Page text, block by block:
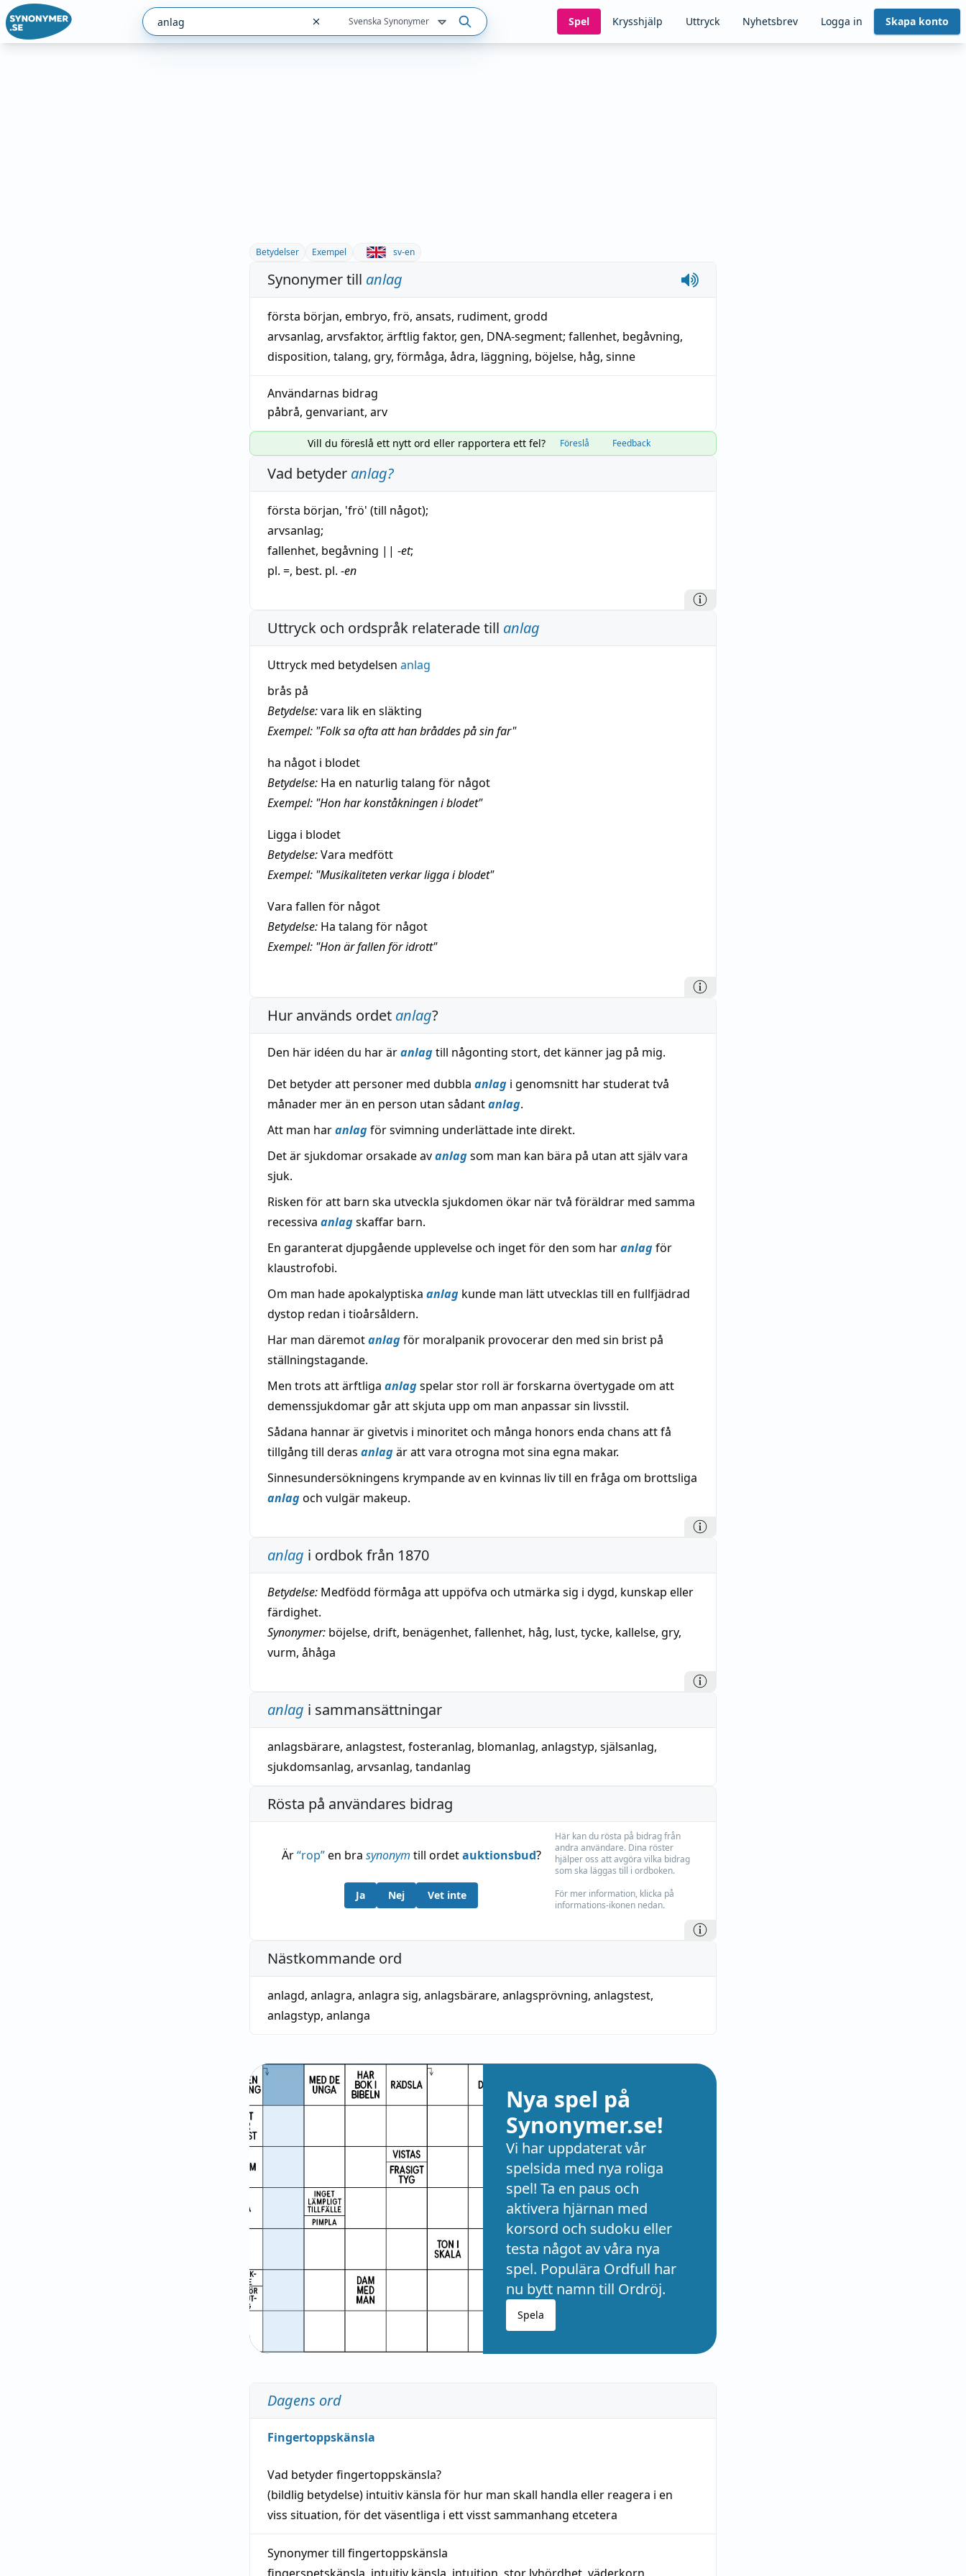
Svenska Synonymer Spel Krysshjälp Uttryck Nyhetsbrev Logga in Skapa konto
Betydelser Exempel sv-en
Synonymer till anlag
första början, embryo, frö, ansats, rudiment, grodd
arvsanlag, arvsfaktor, ärftlig faktor, gen, DNA-segment; fallenhet, begåvning,
disposition, talang, gry, förmåga, ådra, läggning, böjelse, håg, sinne
Användarnas bidrag
påbrå, genvariant, arv
Vill du föreslå ett nytt ord eller rapportera ett fel? Föreslå Feedback
Vad betyder anlag?
första början, 'frö' (till något);
arvsanlag;
fallenhet, begåvning || -et;
pl. =, best. pl. -en
Uttryck och ordspråk relaterade till anlag
Uttryck med betydelsen anlag
brås på
Betydelse:vara lik en släkting
Exempel: "Folk sa ofta att han bråddes på sin far"
ha något i blodet
Betydelse: Ha en naturlig talang för något
Exempel: "Hon har konståkningen i blodet"
Ligga i blodet
Betydelse:Vara medfött
Exempel: "Musikaliteten verkar ligga i blodet"
Vara fallen för något
Betydelse: Ha talang för något
Exempel: "Hon är fallen för idrott"
Hur används ordet anlag?
Den här idéen du har äranlagtill någonting stort, det känner jag på mig.
Det betyder att personer med dubbla anlag i genomsnitt har studerat två
månader mer än en person utan sådantanlag.
Att man haranlagför svimning underlättade inte direkt.
Det är sjukdomar orsakade avanlagsom man kan bära på utan att själv vara
sjuk.
Risken för att barn ska utveckla sjukdomen ökar när två föräldrar med samma
recessiva anlagskaffar barn.
En garanterat djupgående upplevelse och inget för den som haranlagför
klaustrofobi.
Om man hade apokalyptiska anlag kunde man lätt utvecklas till en fullfjädrad
dystop redan i tioårsåldern.
Har man däremotanlagför moralpanik provocerar den med sin brist på
ställningstagande.
Men trots att ärftliga anlagspelar stor roll är forskarna övertygade om att
demenssjukdomar går att skjuta upp om man anpassar sin livsstil.
Sådana hannar är givetvis i minoritet och många honors enda chans att få
tillgång till deras anlagär att vara otrogna mot sina egna makar.
Sinnesundersökningens krympande av en kvinnas liv till en fråga om brottsliga
anlagoch vulgär makeup.
anlag i ordbok från 1870
Betydelse: Medfödd förmåga att uppöfva och utmärka sig i dygd, kunskap eller
färdighet.
Synonymer: böjelse, drift, benägenhet, fallenhet, håg, lust, tycke, kallelse, gry,
vurm, åhåga
anlag i sammansättningar
anlagsbärare, anlagstest, fosteranlag, blomanlag, anlagstyp, själsanlag,
sjukdomsanlag, arvsanlag, tandanlag
Rösta på användares bidrag
Är“rop”en bra synonym till ordetauktionsbud?
Ja Nej Vet inte
Här kan du rösta på bidrag från
andra användare. Dina röster
hjälper oss att avgöra vilka bidrag
som ska läggas till i ordboken.
För mer information, klicka på
informations-ikonen nedan.
Nästkommande ord
anlagd, anlagra, anlagra sig, anlagsbärare, anlagsprövning, anlagstest,
anlagstyp, anlanga
Nya spel på
Synonymer.se!
Vi har uppdaterat vår
spelsida med nya roliga
spel! Ta en paus och
aktivera hjärnan med
korsord och sudoku eller
testa något av våra nya
spel. Populära Ordfull har
nu bytt namn till Ordröj.
Spela
Dagens ord
Fingertoppskänsla
Vad betyderfingertoppskänsla?
(bildlig betydelse) intuitiv känsla för hur man skall handla eller reagera i en
viss situation, för det väsentliga i ett visstsammanhang etcetera
Synonymer till fingertoppskänsla